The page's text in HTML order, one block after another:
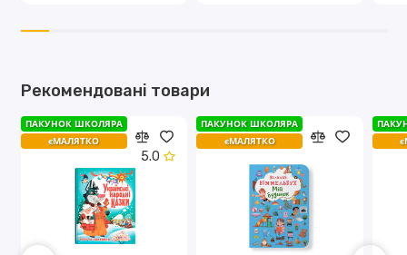
Рекомендовані товари
5.0
ПАКУНОК ШКОЛЯРА
єМАЛЯТКО
ПАКУНОК ШКОЛЯРА
єМАЛЯТКО